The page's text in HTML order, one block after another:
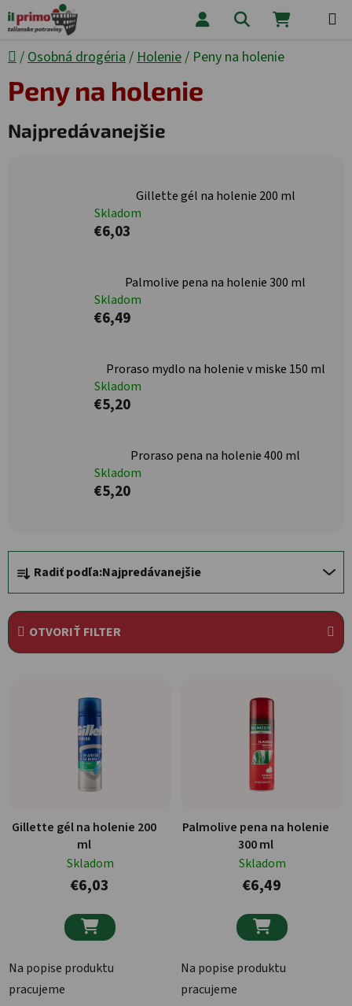
Prejsť na obsah Hľadať
Domov
/ Osobná drogéria / Holenie/ Peny na holenie
Peny na holenie
Najpredávanejšie
Gillette gél na holenie 200 ml
Skladom
€6,03
Palmolive pena na holenie 300 ml
Skladom
€6,49
Proraso mydlo na holenie v miske 150 ml
Skladom
€5,20
Proraso pena na holenie 400 ml
Skladom
€5,20
Radiť podľa:Najpredávanejšie
OTVORIŤ FILTER
Gillette gél na holenie 200
ml
Skladom
€6,03

Na popise produktu
pracujeme
Palmolive pena na holenie
300 ml
Skladom
€6,49

Na popise produktu
pracujeme